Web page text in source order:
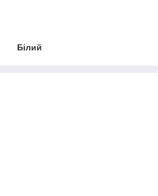
Білий